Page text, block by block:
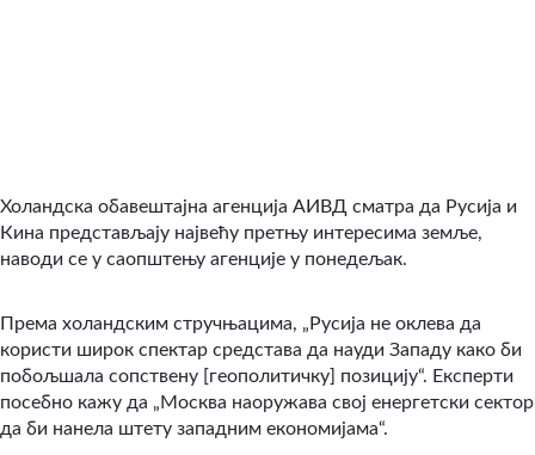
Холандска обавештајна агенција АИВД сматра да Русија и
Кина представљају највећу претњу интересима земље,
наводи се у саопштењу агенције у понедељак.
Према холандским стручњацима, „Русија не оклева да
користи широк спектар средстава да науди Западу како би
побољшала сопствену [геополитичку] позицију“. Експерти
посебно кажу да „Москва наоружава свој енергетски сектор
да би нанела штету западним економијама“.